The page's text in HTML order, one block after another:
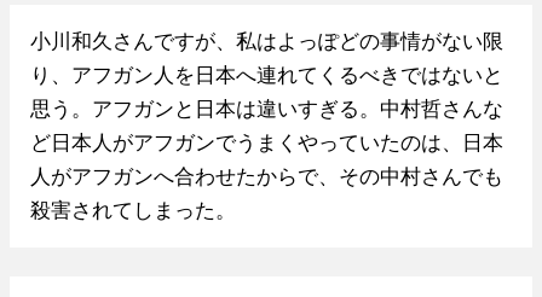
小川和久さんですが、私はよっぽどの事情がない限
り、アフガン人を日本へ連れてくるべきではないと
思う。アフガンと日本は違いすぎる。中村哲さんな
ど日本人がアフガンでうまくやっていたのは、日本
人がアフガンへ合わせたからで、その中村さんでも
殺害されてしまった。